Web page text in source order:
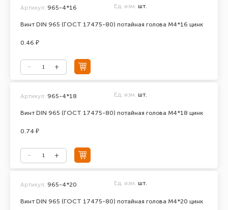
Винт DIN 965 (ГОСТ 17475-80) потайная голова М4*16 цинк
Артикул: 965-4*16 Ед. изм. шт.
0.46 ₽
Винт DIN 965 (ГОСТ 17475-80) потайная голова М4*18 цинк
Артикул: 965-4*18 Ед. изм. шт.
0.74 ₽
Винт DIN 965 (ГОСТ 17475-80) потайная голова М4*20 цинк
Артикул: 965-4*20 Ед. изм. шт.